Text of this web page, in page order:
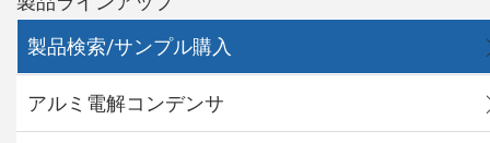
製品検索/サンプル購入
アルミ電解コンデンサ